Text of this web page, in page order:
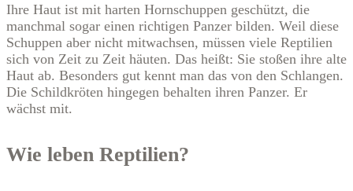
Ihre Haut ist mit harten Hornschuppen geschützt, die
manchmal sogar einen richtigen Panzer bilden. Weil diese
Schuppen aber nicht mitwachsen, müssen viele Reptilien
sich von Zeit zu Zeit häuten. Das heißt: Sie stoßen ihre alte
Haut ab. Besonders gut kennt man das von den Schlangen.
Die Schildkröten hingegen behalten ihren Panzer. Er
wächst mit.
Wie leben Reptilien?